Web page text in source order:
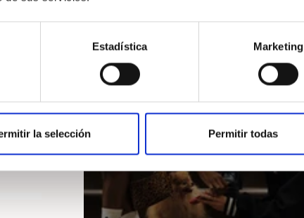
Estadística Marketing
la selección Permitir todas